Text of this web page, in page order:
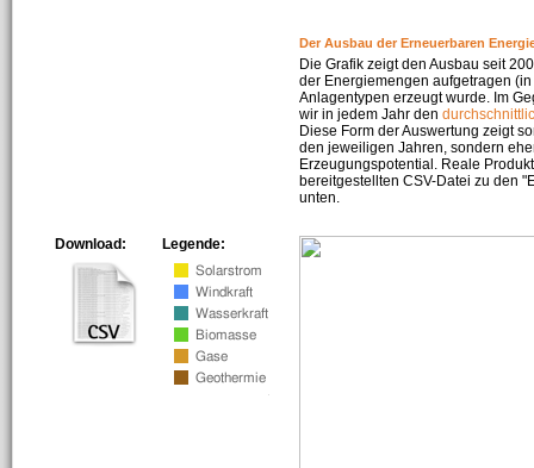
Der Ausbau der Erneuerbaren
Die Grafik zeigt den Ausbau seit
der Energiemengen aufgetragen
Anlagentypen erzeugt wurde. Im
wir in jedem Jahr den
Diese Form der Auswertung zeigt
den jeweiligen Jahren, sondern
Erzeugungspotential. Reale
bereitgestellten CSV-Datei zu den
unten.
Legende:
Download: